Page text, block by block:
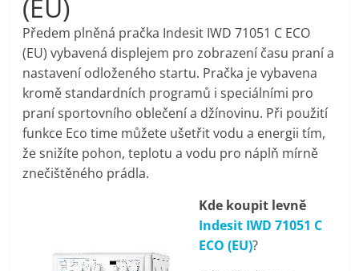
pračky,
televize,
notebooky,
mobilní
kávovary,
(EU)
Předem plněná pračka Indesit IWD 71051 C ECO
(EU) vybavená displejem pro zobrazení času praní a
nastavení odloženého startu. Pračka je vybavena
kromě standardních programů i speciálními pro
praní sportovního oblečení a džínovinu. Při použití
funkce Eco time můžete ušetřit vodu a energii tím,
že snižíte pohon, teplotu a vodu pro náplň mírně
znečištěného prádla.
Kde koupit levně
Indesit IWD 71051 C
ECO (EU)?